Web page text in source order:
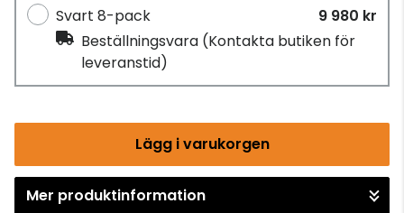
Svart 8-pack
9 980 kr
Beställningsvara (Kontakta butiken för
leveranstid)
Lägg i varukorgen
Gå till kassan
Mer produktinformation